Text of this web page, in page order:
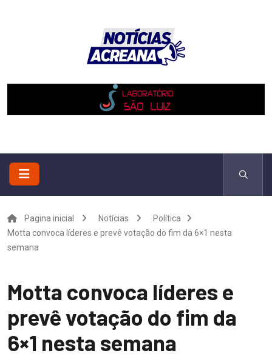
Pagina inicial Notícias
Política
Motta convoca líderes e prevê votação do fim da 6×1 nesta
semana
Motta convoca líderes e
prevê votação do fim da
6×1 nesta semana